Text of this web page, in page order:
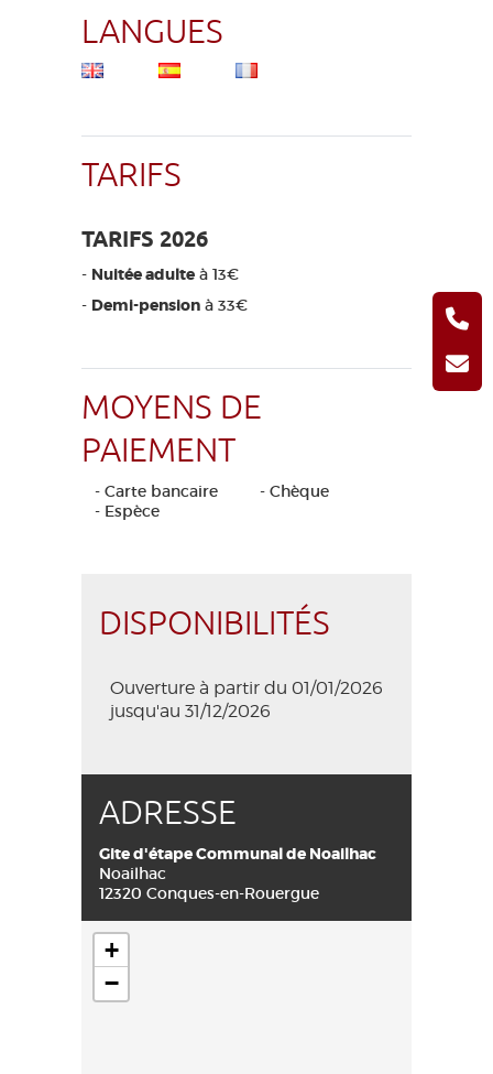
LANGUES
TARIFS
TARIFS 2026
- Nuitée adulte à 13€
- Demi-pension à 33€
MOYENS DE
PAIEMENT
- Carte bancaire
- Chèque
- Espèce
DISPONIBILITÉS
Ouverture à partir du 01/01/2026
jusqu'au 31/12/2026
ADRESSE
Gite d'étape Communal de Noailhac
Noailhac
12320 Conques-en-Rouergue
+
−